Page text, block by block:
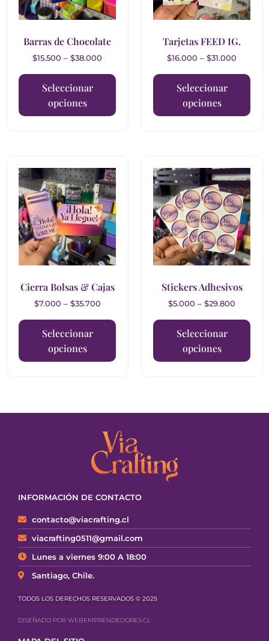
Barras de Chocolate
$15.500 – $38.000
Seleccionar
opciones
Tarjetas FEED IG.
$16.000 – $31.000
Seleccionar
opciones
Cierra Bolsas & Cajas
$7.000 – $35.700
Seleccionar
opciones
Stickers Adhesivos
$5.000 – $29.800
Seleccionar
opciones
INFORMACIÓN DE CONTACTO
contacto@viacrafting.cl
viacrafting0511@gmail.com
Lunes a viernes 9:00 A 18:00
Santiago, Chile.
TODOS LOS DERECHOS RESERVADOS © 2025
DISEÑADO POR WEBEMPRENDEDORES.CL